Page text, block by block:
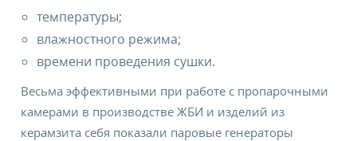
температуры;
влажностного режима;
времени проведения сушки.
Весьма эффективными при работе с пропарочными
камерами в производстве ЖБИ и изделий из
керамзита себя показали паровые генераторы
Удмуртская Республика, Ижевск, Удмуртская улица, 231
тел. 8 800 100 1975
Я даю своесогласиена обработку персональных